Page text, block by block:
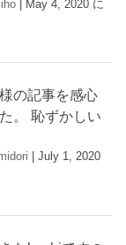
May 4, 2020 に
の記事を感心
。 恥ずかしい
|July 1, 2020